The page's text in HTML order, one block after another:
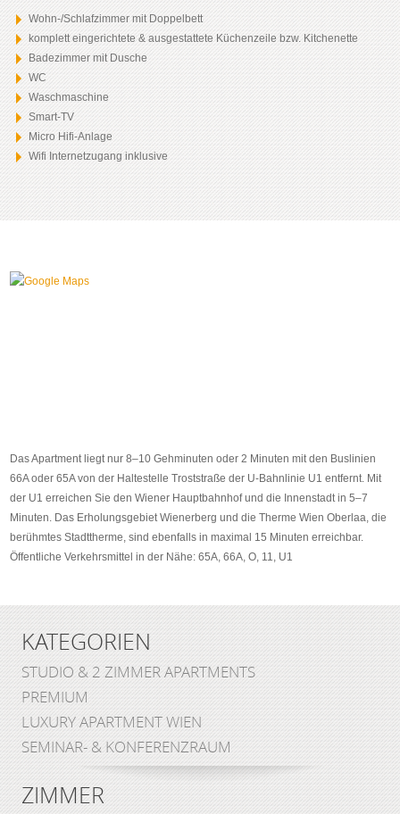
Wohn-/Schlafzimmer mit Doppelbett
komplett eingerichtete & ausgestattete Küchenzeile bzw. Kitchenette
Badezimmer mit Dusche
WC
Waschmaschine
Smart-TV
Micro Hifi-Anlage
Wifi Internetzugang inklusive
Das Apartment liegt nur 8–10 Gehminuten oder 2 Minuten mit den Buslinien
66A oder 65A von der Haltestelle Troststraße der U-Bahnlinie U1 entfernt. Mit
der U1 erreichen Sie den Wiener Hauptbahnhof und die Innenstadt in 5–7
Minuten. Das Erholungsgebiet Wienerberg und die Therme Wien Oberlaa, die
berühmtes Stadttherme, sind ebenfalls in maximal 15 Minuten erreichbar.
Öffentliche Verkehrsmittel in der Nähe: 65A, 66A, O, 11, U1
KATEGORIEN
STUDIO & 2 ZIMMER APARTMENTS
PREMIUM
LUXURY APARTMENT WIEN
SEMINAR- & KONFERENZRAUM
ZIMMER